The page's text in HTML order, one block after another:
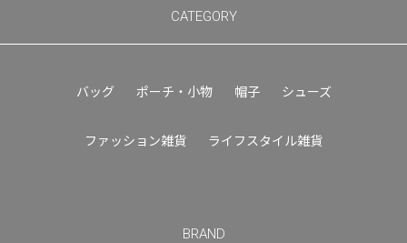
CATEGORY
バッグ ポーチ・小物 帽子 シューズ
ファッション雑貨 ライフスタイル雑貨
BRAND